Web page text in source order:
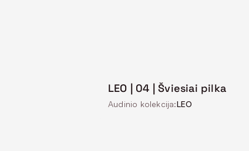
LEO | 04 | Šviesiai pilka
Audinio kolekcija:LEO